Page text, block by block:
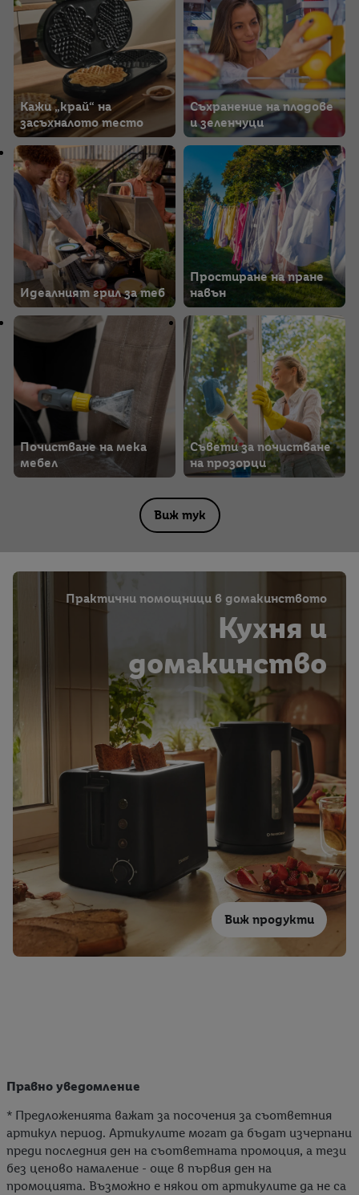
Кажи „край“ на
засъхналото тесто
Съхранение на плодове
и зеленчуци
Идеалният грил за теб
Простиране на пране
навън
Почистване на мека
мебел
Съвети за почистване
на прозорци
Виж тук
Практични помощници в домакинството
Кухня и
домакинство
Виж продукти
Правно уведомление
* Предложенията важат за посочения за съответния
артикул период. Артикулите могат да бъдат изчерпани
преди последния ден на съответната промоция, а тези
без ценово намаление - още в първия ден на
промоцията. Възможно е някои от артикулите да не са